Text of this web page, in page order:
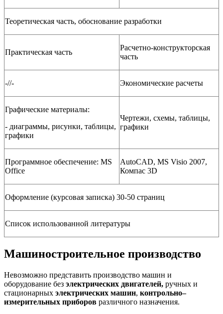
Теоретическая часть, обоснование разработки
Практическая часть
Расчетно-конструкторская
часть
-//- Экономические расчеты
Графические материалы:
- диаграммы, рисунки, таблицы,
графики
Чертежи, схемы, таблицы,
графики
Программное обеспечение: MS
Office
AutoCAD, MS Visio 2007,
Компас 3D
Оформление (курсовая записка) 30-50 страниц
Список использованной литературы
Машиностроительное производство
Невозможно представить производство машин и
оборудование без электрических двигателей, ручных и
стационарных электрических машин, контрольно–
измерительных приборов различного назначения.